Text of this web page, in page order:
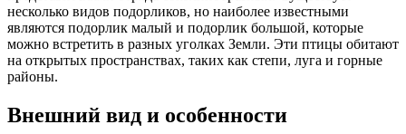
несколько видов подорликов, но наиболее известными
являются подорлик малый и подорлик большой, которые
можно встретить в разных уголках Земли. Эти птицы обитают
на открытых пространствах, таких как степи, луга и горные
районы.
Внешний вид и особенности